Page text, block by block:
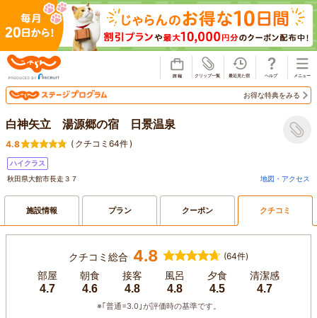
お得な特典をみる
白神矢立 湯源郷の宿 日景温泉
4.8 ( クチコミ64件)
ハイクラス
秋田県大館市長走３７
地図・アクセス
施設情報 プラン クーポン クチコミ
クチコミ総合 4.8 (64件)
部屋
4.7
朝食
4.6
接客
4.8
風呂
4.8
夕食
4.5
清潔感
4.7
※｢普通=3.0｣が評価時の基準です。